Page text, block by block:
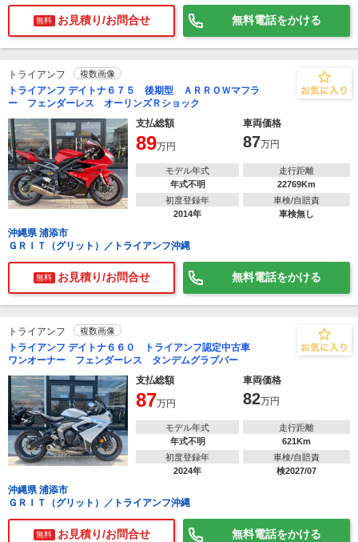
無料 お見積り/お問合せ 無料電話をかける
トライアンフ 複数画像
トライアンフ デイトナ６７５ 後期型 ＡＲＲＯＷマフラ
ー フェンダーレス オーリンズＲショック
支払総額
車両価格
89万円 87万円
モデル年式
年式不明
走行距離
22769Km
初度登録年
2014年
車検/自賠責
車検無し
沖縄県 浦添市
ＧＲＩＴ（グリット）／トライアンフ沖縄
無料 お見積り/お問合せ 無料電話をかける
トライアンフ 複数画像
トライアンフ デイトナ６６０ トライアンフ認定中古車
ワンオーナー フェンダーレス タンデムグラブバー
支払総額
車両価格
87万円 82万円
モデル年式
年式不明
走行距離
621Km
初度登録年
2024年
車検/自賠責
検2027/07
沖縄県 浦添市
ＧＲＩＴ（グリット）／トライアンフ沖縄
無料 お見積り/お問合せ 無料電話をかける